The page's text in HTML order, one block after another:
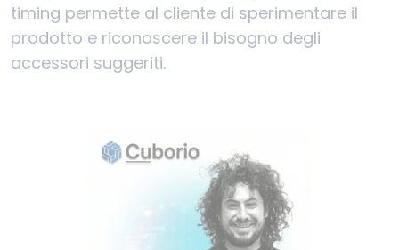
timing permette al cliente di sperimentare il
prodotto e riconoscere il bisogno degli
accessori suggeriti.